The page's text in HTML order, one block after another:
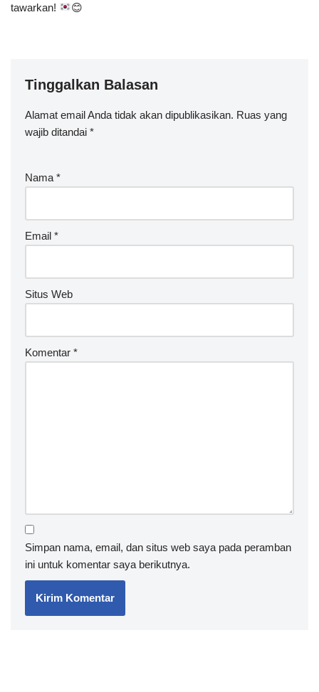
tawarkan!
😊
Tinggalkan Balasan
Alamat email Anda tidak akan dipublikasikan. Ruas yang
wajib ditandai *
Nama *
Email *
Situs Web
Komentar *
Simpan nama, email, dan situs web saya pada peramban
ini untuk komentar saya berikutnya.